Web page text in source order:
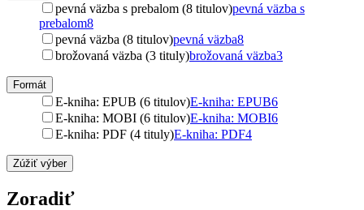
pevná väzba s prebalom (8 titulov)pevná väzba s
prebalom8
pevná väzba (8 titulov)pevná väzba8
brožovaná väzba (3 tituly)brožovaná väzba3
Formát
E-kniha: EPUB (6 titulov)E-kniha: EPUB6
E-kniha: MOBI (6 titulov)E-kniha: MOBI6
E-kniha: PDF (4 tituly)E-kniha: PDF4
Zúžiť výber
Zoradiť